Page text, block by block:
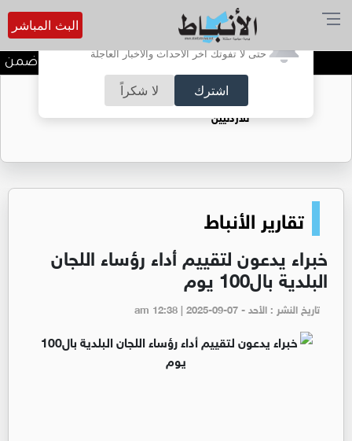
أترغب في تفعيل الإشعارات؟
حتى لا تفوتك آخر الأحداث والأخبار العاجلة
اشترك لا شكراً
البث المباشر
ندوة تعاين التراث الأردني ضمن
حقل الريشة حين يتحول الغاز إلى فرص عمل
للأردنيين
تقارير الأنباط
خبراء يدعون لتقييم أداء رؤساء اللجان
البلدية بال100 يوم
تاريخ النشر : الأحد - am 12:38 | 2025-09-07